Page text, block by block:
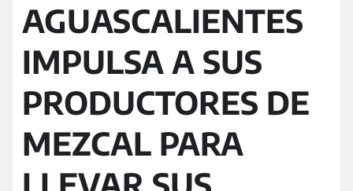
AGUASCALIENTES
IMPULSA A SUS
PRODUCTORES DE
MEZCAL PARA